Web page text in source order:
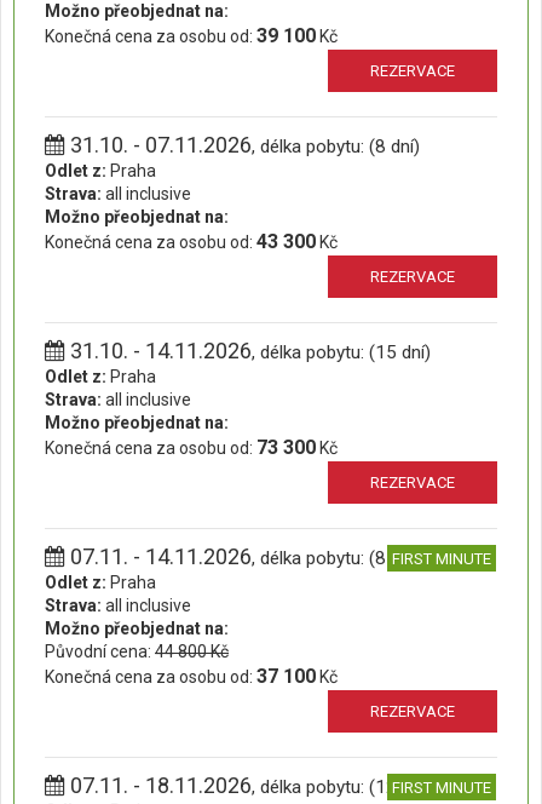
Možno přeobjednat na:
Konečná cena za osobu od: 39 100 Kč
REZERVACE
31.10. - 07.11.2026, délka pobytu: (8 dní)
Odlet z: Praha
Strava: all inclusive
Možno přeobjednat na:
Konečná cena za osobu od: 43 300 Kč
REZERVACE
31.10. - 14.11.2026, délka pobytu: (15 dní)
Odlet z: Praha
Strava: all inclusive
Možno přeobjednat na:
Konečná cena za osobu od: 73 300 Kč
REZERVACE
07.11. - 14.11.2026, délka pobytu: (8 dní)FIRST MINUTE
Odlet z: Praha
Strava: all inclusive
Možno přeobjednat na:
Původní cena: 44 800 Kč
Konečná cena za osobu od: 37 100 Kč
REZERVACE
07.11. - 18.11.2026, délka pobytu: (12 dní)FIRST MINUTE